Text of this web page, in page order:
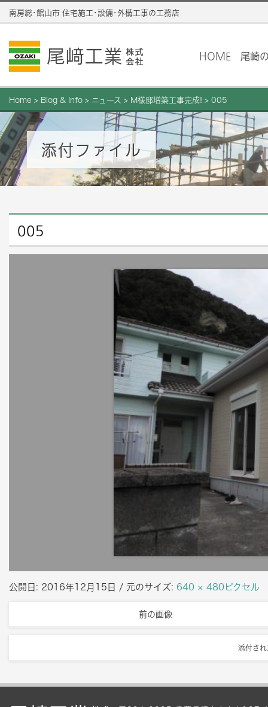
南房総･館山市 住宅施工･設備･外構工事の工務店
HOME 尾崎
Home > Blog & Info > ニュース > M様邸増築工事完成! > 005
添付ファイル
005
公開日: 2016年12月15日 / 元のサイズ: 640 × 480ピクセル
前の画像
添付さ